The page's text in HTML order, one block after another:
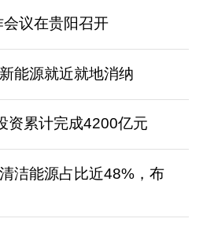
议在贵阳召开
能源就近就地消纳
资累计完成4200亿元
洁能源占比近48%，布